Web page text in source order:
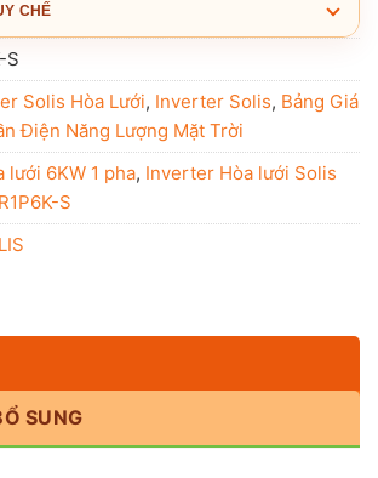
CHẾ
S
Solis Hòa Lưới, Inverter Solis, Bảng Giá
Điện Năng Lượng Mặt Trời
lưới 6KW 1 pha, Inverter Hòa lưới Solis
S
SUNG